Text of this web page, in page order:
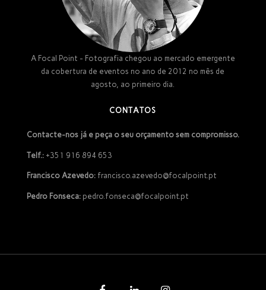
A Focal Point - Fotografia chegou ao mercado emergente
da cobertura de eventos no ano de 2012 no mês de
agosto, ao primeiro dia.
CONTATOS
Contacte-nos já e peça o seu orçamento sem compromisso.
Telf.:+351 916 894 653
Francisco Azevedo:francisco.azevedo@focalpoint.pt
Pedro Fonseca:pedro.fonseca@focalpoint.pt